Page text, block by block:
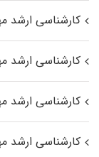
کارشناسی ارشد
کارشناسی ارشد
کارشناسی ارشد
کارشناسی ارشد